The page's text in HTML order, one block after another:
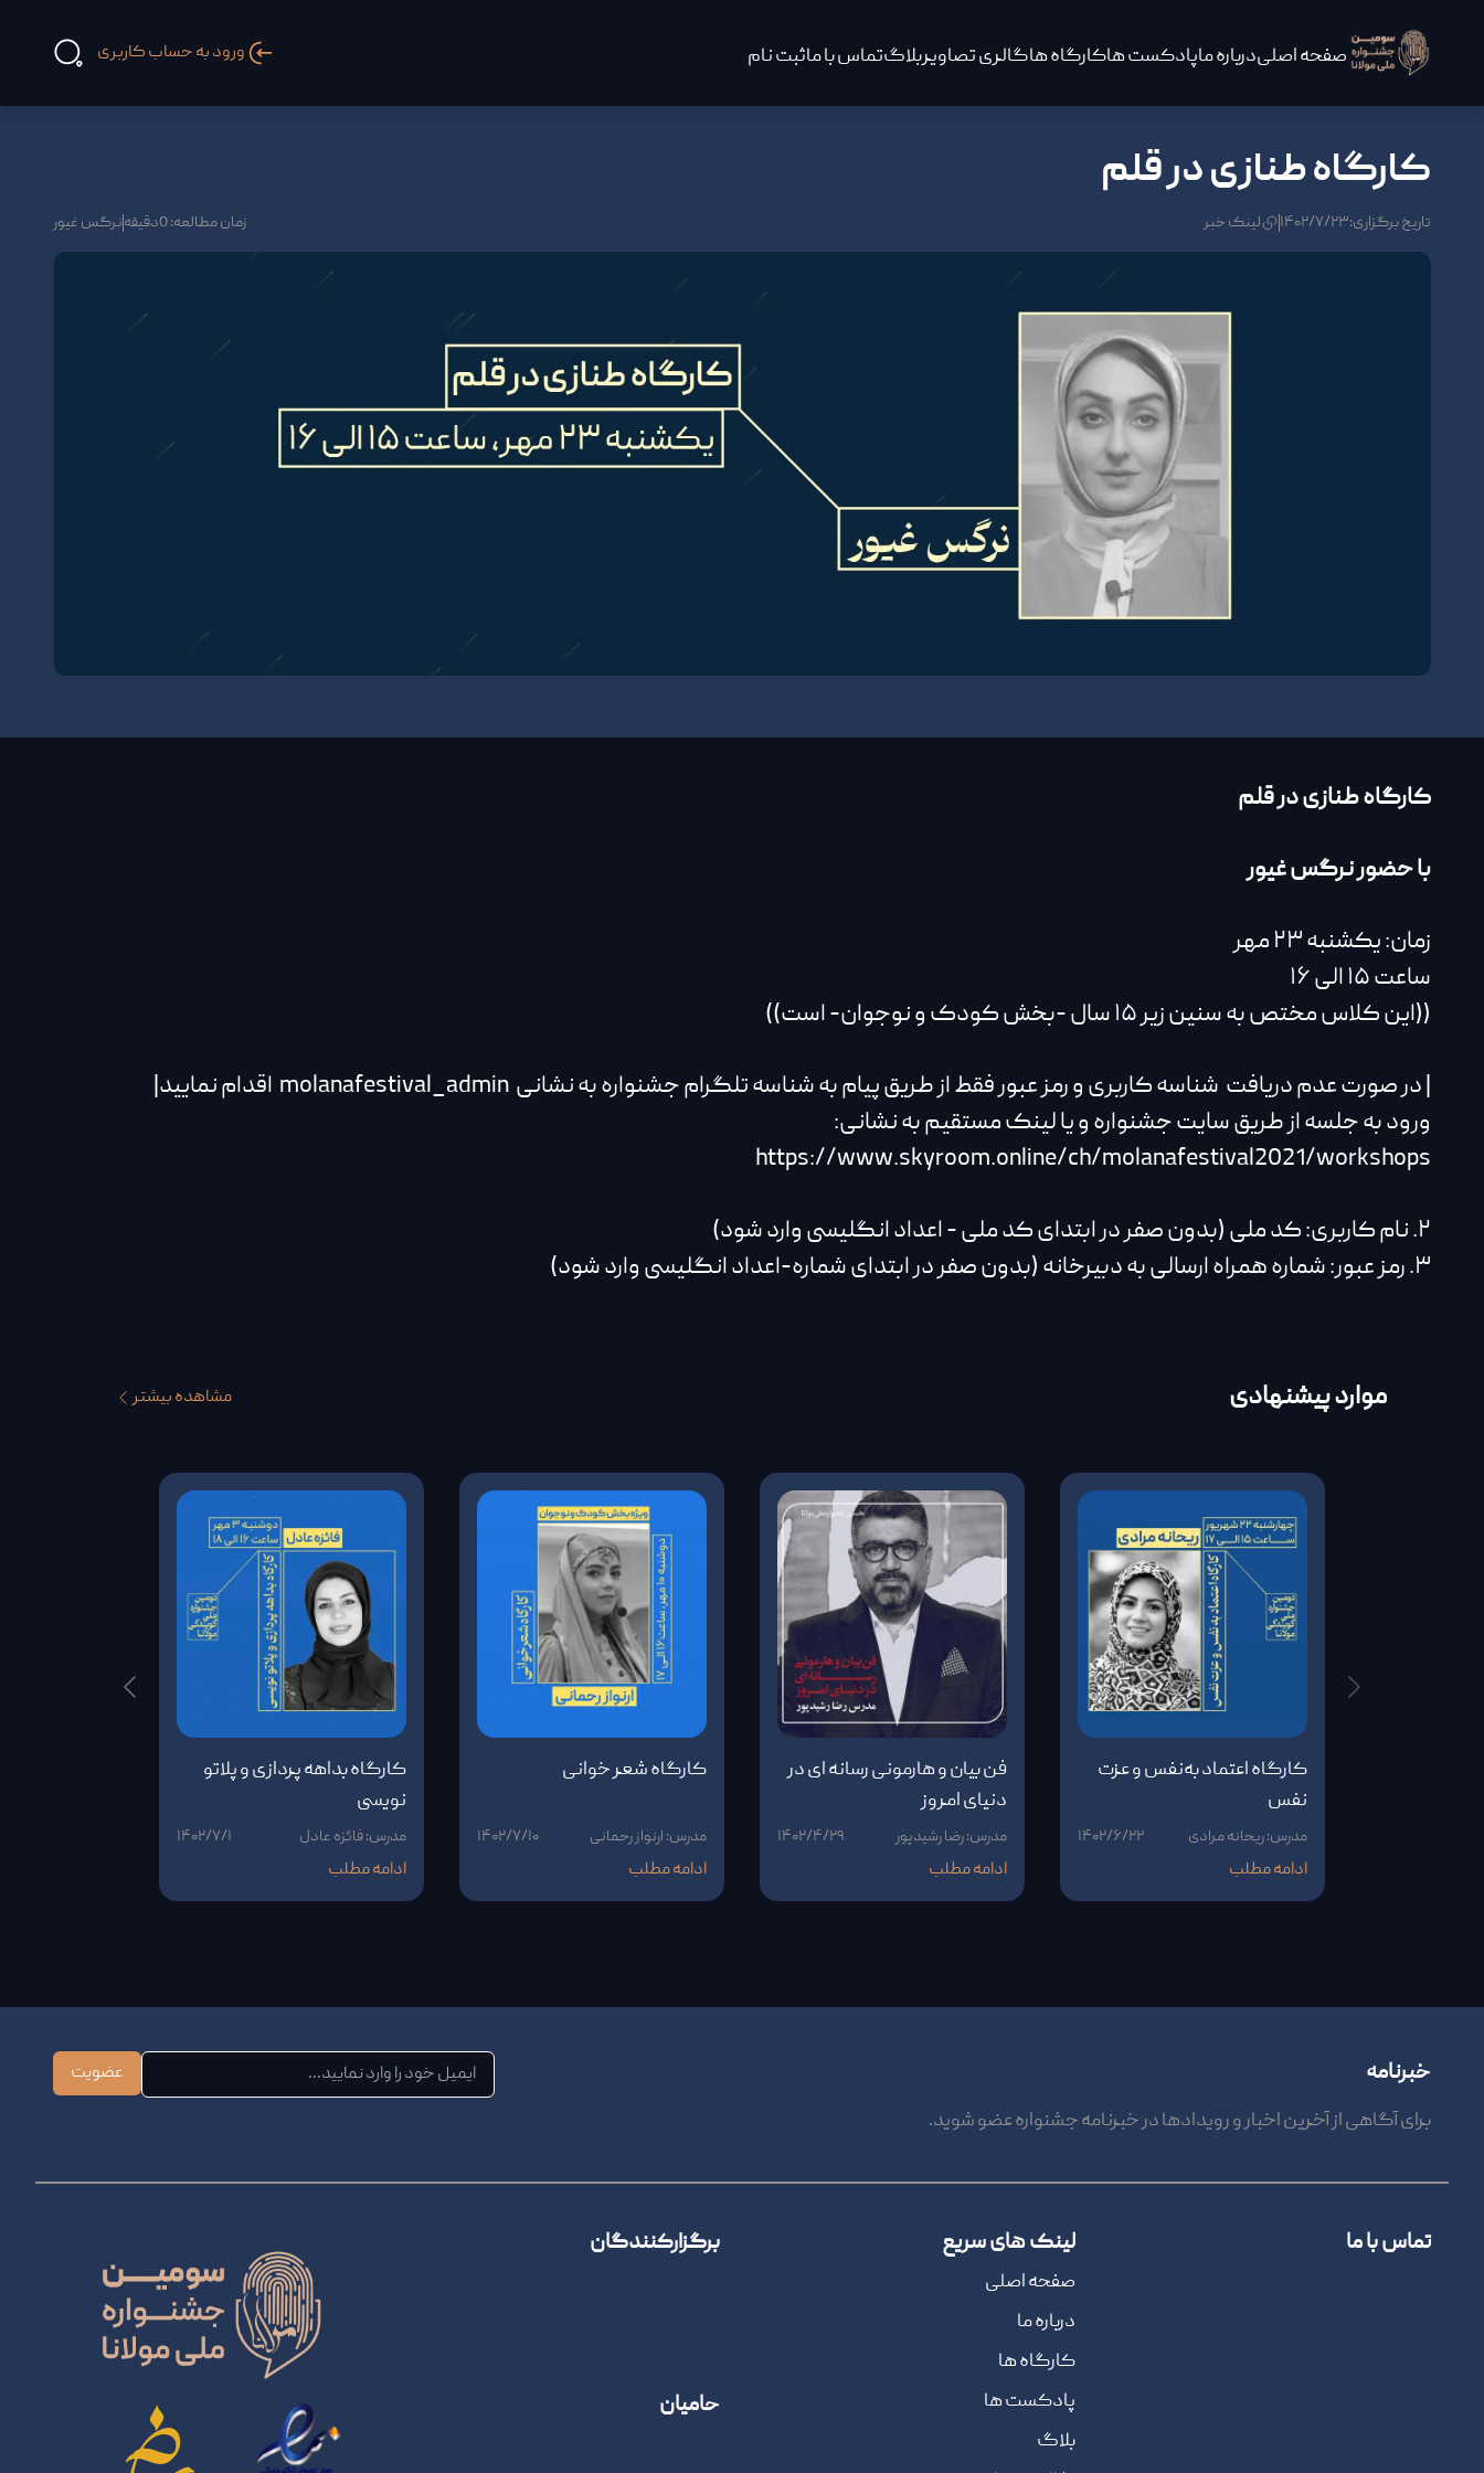
صفحه اصلیدرباره ماپادکست هاکارگاه هاگالری تصاویربلاگتماس با ماثبت نام ورود به حساب کاربری
کارگاه طنازی در قلم
تاریخ برگزاری:۱۴۰۲/۷/۲۳ لینک خبر زمان مطالعه: 0دقیقه نرگس غیور
کارگاه طنازی در قلم
با حضور نرگس غیور
زمان: یکشنبه ۲۳ مهر
ساعت ۱۵ الی ۱۶
((این کلاس مختص به سنین زیر ۱۵ سال -بخش کودک و نوجوان- است))
| در صورت عدم دریافت شناسه کاربری و رمز عبور فقط از طریق پیام به شناسه تلگرام جشنواره به نشانی molanafestival_admin اقدام نمایید|
ورود به جلسه از طریق سایت جشنواره و یا لینک مستقیم به نشانی:
https://www.skyroom.online/ch/molanafestival2021/workshops
۲. نام کاربری: کد ملی (بدون صفر در ابتدای کد ملی - اعداد انگلیسی وارد شود)
۳. رمز عبور: شماره همراه ارسالی به دبیرخانه (بدون صفر در ابتدای شماره-اعداد انگلیسی وارد شود)
موارد پیشنهادی مشاهده بیشتر
کارگاه اعتماد به‌نفس و عزت
نفس
مدرس: ریحانه مرادی ۱۴۰۲/۶/۲۲
ادامه مطلب
فن بیان و هارمونی رسانه ای در
دنیای امروز
مدرس: رضا رشیدپور ۱۴۰۲/۴/۲۹
ادامه مطلب
کارگاه شعر خوانی
مدرس: ارنواز رحمانی ۱۴۰۲/۷/۱۰
ادامه مطلب
کارگاه بداهه پردازی و پلاتو
نویسی
مدرس: فائزه عادل ۱۴۰۲/۷/۱
ادامه مطلب
خبرنامه
برای آگاهی از آخرین اخبار و رویدادها در خبرنامه جشنواره عضو شوید.
عضویت
تماس با ما لینک های سریع
صفحه اصلی
درباره ما
کارگاه ها
پادکست ها
بلاگ
برگزارکنندگان
حامیان